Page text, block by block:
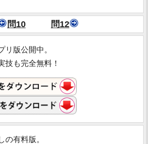
問10 問12
リ版公開中。
技も完全無料！
の有料版。